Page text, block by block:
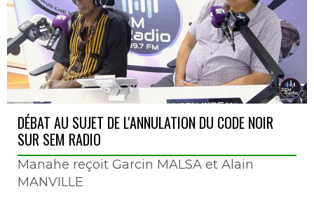
DÉBAT AU SUJET DE L'ANNULATION DU CODE NOIR
SUR SEM RADIO
Manahë reçoit Garcin MALSA et Alain
MANVILLE